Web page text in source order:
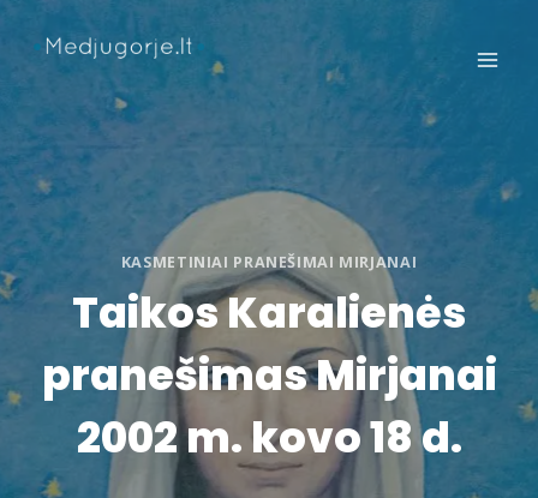
Skip
content
KASMETINIAI PRANEŠIMAI MIRJANAI
Taikos Karalienės
pranešimas Mirjanai
2002 m. kovo 18 d.